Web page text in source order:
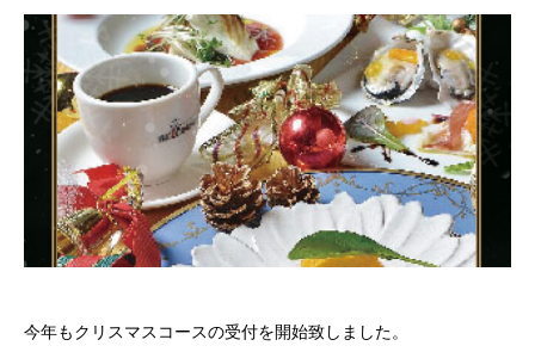
今年もクリスマスコースの受付を開始致しました。